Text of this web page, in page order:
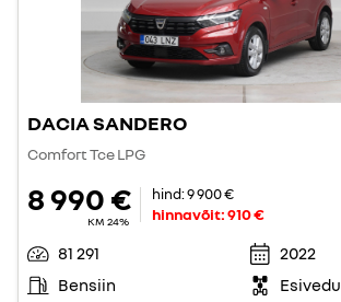
DACIA SANDERO
Comfort Tce LPG
8 990 €
KM 24%
hind:9 900 €
hinnavõit:910 €
81 291
2022
Bensiin
Esivedu